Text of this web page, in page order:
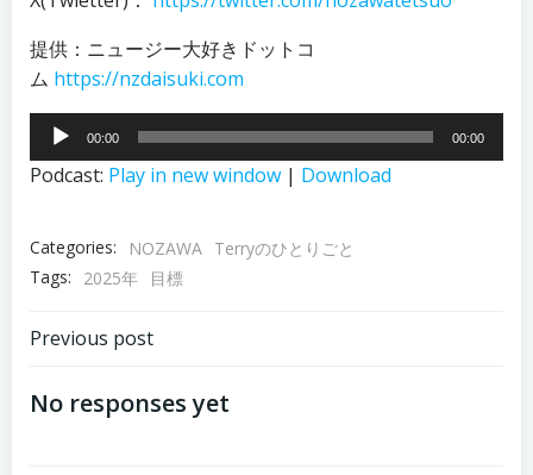
提供：ニュージー大好きドットコ
ム https://nzdaisuki.com
声
プ
ー
ヤ
00:00 00:00
Podcast: Play in new window | Download
Categories: NOZAWA Terryのひとりごと
Tags:
2025年 目標
投
稿
Previous post
No responses yet